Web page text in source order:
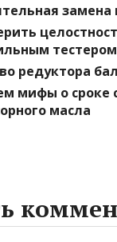
тестером
редуктора
мифы о сроке
масла